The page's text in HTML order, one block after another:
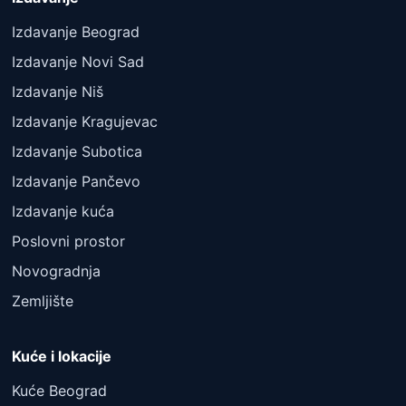
Izdavanje Beograd
Izdavanje Novi Sad
Izdavanje Niš
Izdavanje Kragujevac
Izdavanje Subotica
Izdavanje Pančevo
Izdavanje kuća
Poslovni prostor
Novogradnja
Zemljište
Kuće i lokacije
Kuće Beograd